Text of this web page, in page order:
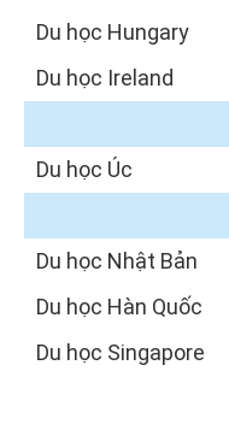
Du học Hungary
Du học Ireland
Du học Úc
Du học Nhật Bản
Du học Hàn Quốc
Du học Singapore